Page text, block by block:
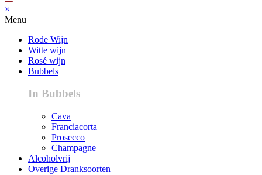
×
Menu
Rode Wijn
Witte wijn
Rosé wijn
Bubbels
In Bubbels
Cava
Franciacorta
Prosecco
Champagne
Alcoholvrij
Overige Dranksoorten